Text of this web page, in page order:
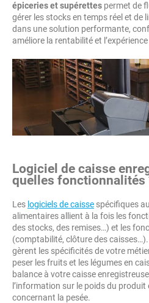
épiceries et supérettes permet de
gérer les stocks en temps réel et de
dans une solution performante,
améliore la rentabilité et
Logiciel de caisse
quelles fonctionnalités
Les logiciels de caisse spécifiques
alimentaires allient à la fois les
des stocks, des remises…) et les
(comptabilité, clôture des
gèrent les spécificités de votre
peser les fruits et les légumes en
balance à votre caisse
l’information sur le poids du
concernant la pesée.